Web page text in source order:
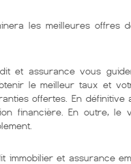
les meilleures offres
et assurance vous
le meilleur taux et
offertes. En
financière. En outre, le
immobilier et assurance